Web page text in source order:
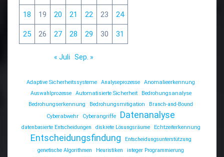
18 19 20 21 22 23 24
25 26 27 28 29 30 31
« Juli Sep. »
Adaptive Sicherheitssysteme Analyseprozesse
Anomalieerkennung
Auswahlprozesse
Automatisierte Sicherheit
Bedrohungsanalyse
Bedrohungserkennung
Bedrohungsmitigation
Branch-and-Bound
Cyberabwehr
Cyberangriffe Datenanalyse
datenbasierte Entscheidungen diskrete Lösungsräume Echtzeiterkennung
Entscheidungsfindung
Entscheidungsunterstützung
genetische Algorithmen
Heuristiken
integer Programmierung